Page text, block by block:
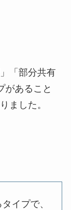
「部分共有
があること
ました。
イプで、